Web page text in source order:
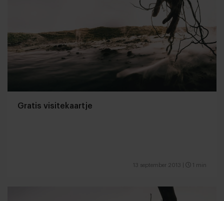
Gratis visitekaartje
13 september 2013 1 min